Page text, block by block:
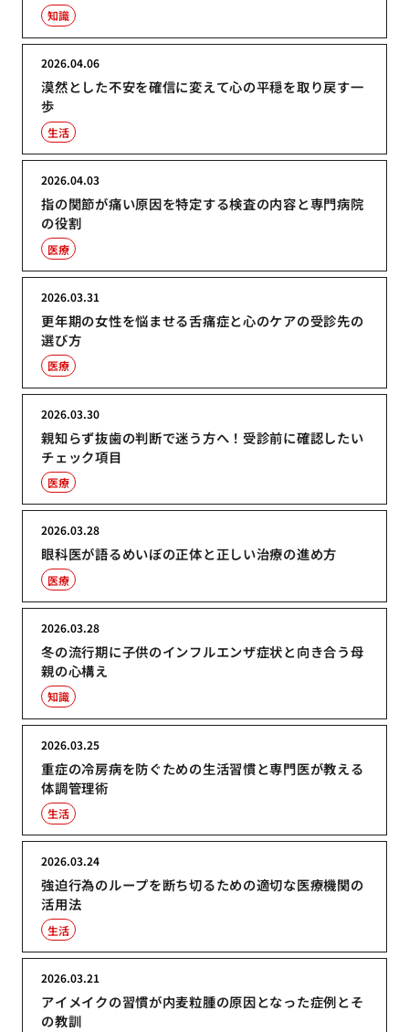
知識
漠然とした不安を確信に変えて心の平穏を取り戻す一
歩
2026.04.06
生活
指の関節が痛い原因を特定する検査の内容と専門病院
の役割
2026.04.03
医療
更年期の女性を悩ませる舌痛症と心のケアの受診先の
選び方
2026.03.31
医療
親知らず抜歯の判断で迷う方へ！受診前に確認したい
チェック項目
2026.03.30
医療
眼科医が語るめいぼの正体と正しい治療の進め方
2026.03.28
医療
冬の流行期に子供のインフルエンザ症状と向き合う母
親の心構え
2026.03.28
知識
重症の冷房病を防ぐための生活習慣と専門医が教える
体調管理術
2026.03.25
生活
強迫行為のループを断ち切るための適切な医療機関の
活用法
2026.03.24
生活
アイメイクの習慣が内麦粒腫の原因となった症例とそ
の教訓
2026.03.21